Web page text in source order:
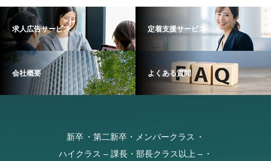
求人広告サービス 定着支援サービス
会社概要 よくある質問
新卒
第二新卒・メンバークラス
ハイクラス – 課長・部長クラス以上 –